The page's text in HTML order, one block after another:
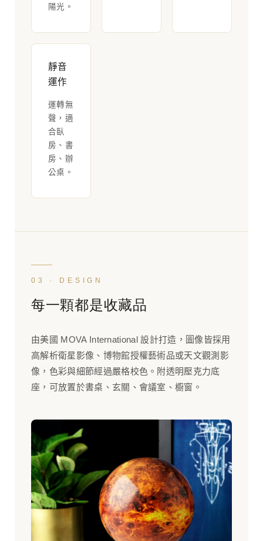
陽光。
靜音
運作
運轉無
聲，適
合臥
房、書
房、辦
公桌。
03 · DESIGN
每一顆都是收藏品
由美國 MOVA International 設計打造，圖像皆採用
高解析衛星影像、博物館授權藝術品或天文觀測影
像，色彩與細節經過嚴格校色。附透明壓克力底
座，可放置於書桌、玄關、會議室、櫥窗。